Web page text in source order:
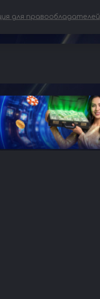
для правообладателей